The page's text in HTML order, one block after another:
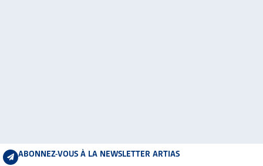
ABONNEZ-VOUS À LA NEWSLETTER ARTIAS